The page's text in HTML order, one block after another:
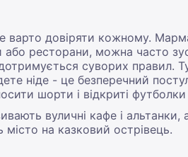
варто довіряти кожному.
або ресторани, можна часто
суворих правил.
ніде - це безперечний
шорти і відкриті
вуличні кафе і
на казковий острівець.